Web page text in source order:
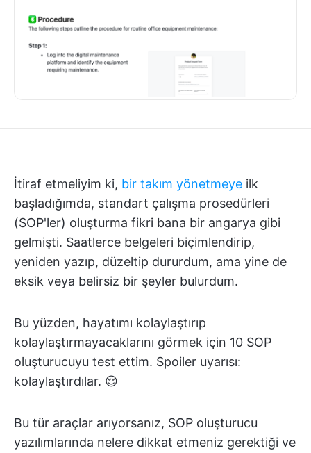
İtiraf etmeliyim ki, bir takım yönetmeye ilk
başladığımda, standart çalışma prosedürleri
(SOP'ler) oluşturma fikri bana bir angarya gibi
gelmişti. Saatlerce belgeleri biçimlendirip,
yeniden yazıp, düzeltip dururdum, ama yine de
eksik veya belirsiz bir şeyler bulurdum.
Bu yüzden, hayatımı kolaylaştırıp
kolaylaştırmayacaklarını görmek için 10 SOP
oluşturucuyu test ettim. Spoiler uyarısı:
kolaylaştırdılar. 😌
Bu tür araçlar arıyorsanız, SOP oluşturucu
yazılımlarında nelere dikkat etmeniz gerektiği ve